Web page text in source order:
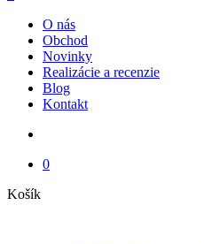
O nás
Obchod
Novinky
Realizácie a recenzie
Blog
Kontakt
0
KošíkClose